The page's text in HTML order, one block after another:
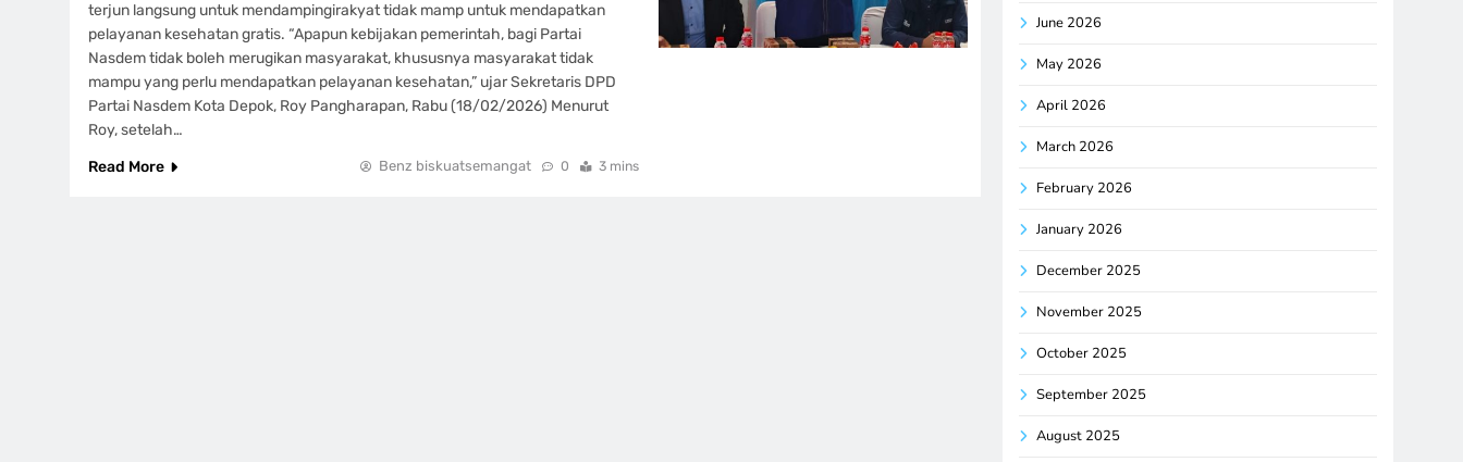
terjun langsung untuk mendampingirakyat tidak mamp untuk mendapatkan
pelayanan kesehatan gratis. “Apapun kebijakan pemerintah, bagi Partai
Nasdem tidak boleh merugikan masyarakat, khususnya masyarakat tidak
mampu yang perlu mendapatkan pelayanan kesehatan,” ujar Sekretaris DPD
Partai Nasdem Kota Depok, Roy Pangharapan, Rabu (18/02/2026) Menurut
Roy, setelah…
Read More
Benz biskuatsemangat 0 3 mins
June 2026
May 2026
April 2026
March 2026
February 2026
January 2026
December 2025
November 2025
October 2025
September 2025
August 2025